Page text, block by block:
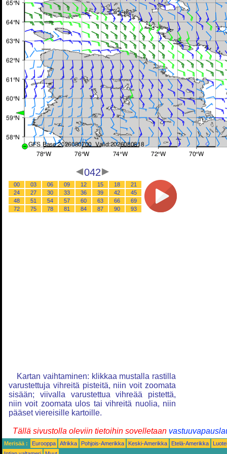
042
00 03 06 09 12 15 18
21
24
27 30 33 36 39 42
45
48
51 54 57 60 63 66
69
72
75 78 81 84 87 90 93
Kartan vaihtaminen: klikkaa mustalla rastilla
varustettuja vihreitä pisteitä, niin voit zoomata
sisään; viivalla varustettua vihreää pistettä,
niin voit zoomata ulos tai vihreitä nuolia, niin
pääset viereisille kartoille.
Tällä sivustolla oleviin tietoihin sovelletaan
Merisää : Eurooppa Afrikka Pohjois-Amerikka Keski-Amerikka Etelä-Amerikka